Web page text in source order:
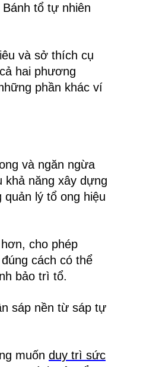
tổ tự nhiên
và sở thích cụ
hai phương
phần khác ví
và ngăn ngừa
khả năng xây dựng
lý tổ ong hiệu
cho phép
cách có thể
bảo trì tổ.
sáp nền từ sáp tự
muốn duy trì sức